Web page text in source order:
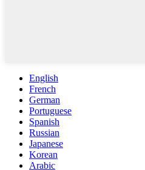
English
French
German
Portuguese
Spanish
Russian
Japanese
Korean
Arabic